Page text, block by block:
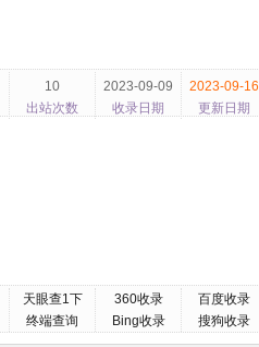
10
出站次数
2023-09-09
收录日期
2023-09-16
更新日期
天眼查1下
终端查询
360收录
Bing收录
百度收录
搜狗收录